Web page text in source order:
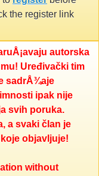
the register link
autorska
Uređivački tim
sadrÅ¾aje
ipak nije
svih poruka.
a svaki član je
objavljuje!
without